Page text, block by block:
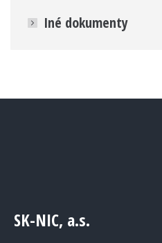
Iné dokumenty
SK-NIC, a.s.